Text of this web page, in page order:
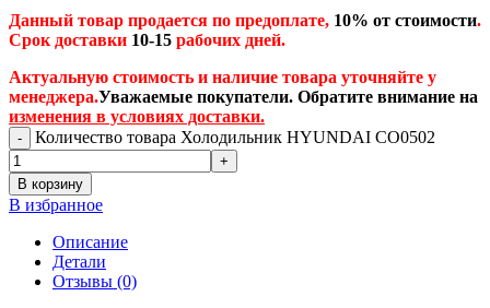
Данный товар продается по предоплате, 10% от стоимости.
Срок доставки 10-15 рабочих дней.
Актуальную стоимость и наличие товара уточняйте у
менеджера.Уважаемые покупатели. Обратите внимание на
изменения в условиях доставки.
Количество товара Холодильник HYUNDAI CO0502
В корзину
В избранное
Описание
Детали
Отзывы (0)